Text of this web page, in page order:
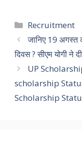
Categories
Recruitment
जानिए 19 अगस्त
दिवस ? सीएम योगी ने
UP
scholarship
Scholarship